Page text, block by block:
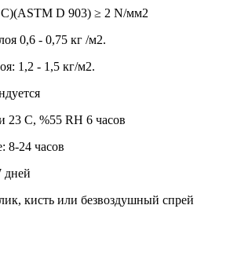
C)(ASTM D 903) ≥ 2 N/мм2
0,6 - 0,75 кг /м2.
1,2 - 1,5 кг/м2.
C, %55 RH 6 часов
8-24 часов
дней
кисть или безвоздушный спрей